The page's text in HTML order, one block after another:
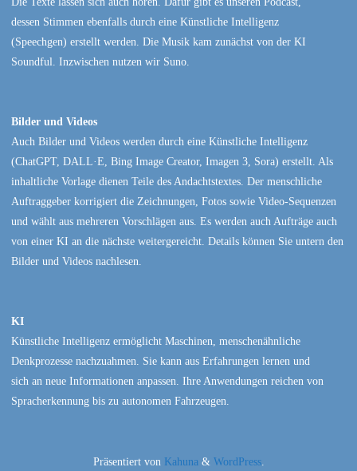
dessen Stimmen ebenfalls durch eine Künstliche Intelligenz
(Speechgen) erstellt werden. Die Musik kam zunächst von der KI
Soundful. Inzwischen nutzen wir Suno.
Bilder und Videos
Auch Bilder und Videos werden durch eine Künstliche Intelligenz
(ChatGPT, DALL·E, Bing Image Creator, Imagen 3, Sora) erstellt. Als
inhaltliche Vorlage dienen Teile des Andachtstextes. Der menschliche
Auftraggeber korrigiert die Zeichnungen, Fotos sowie Video-Sequenzen
und wählt aus mehreren Vorschlägen aus. Es werden auch Aufträge auch
von einer KI an die nächste weitergereicht. Details können Sie untern den
Bilder und Videos nachlesen.
KI
Künstliche Intelligenz ermöglicht Maschinen, menschenähnliche
Denkprozesse nachzuahmen. Sie kann aus Erfahrungen lernen und
sich an neue Informationen anpassen. Ihre Anwendungen reichen von
Spracherkennung bis zu autonomen Fahrzeugen.
Präsentiert von Kahuna & WordPress.